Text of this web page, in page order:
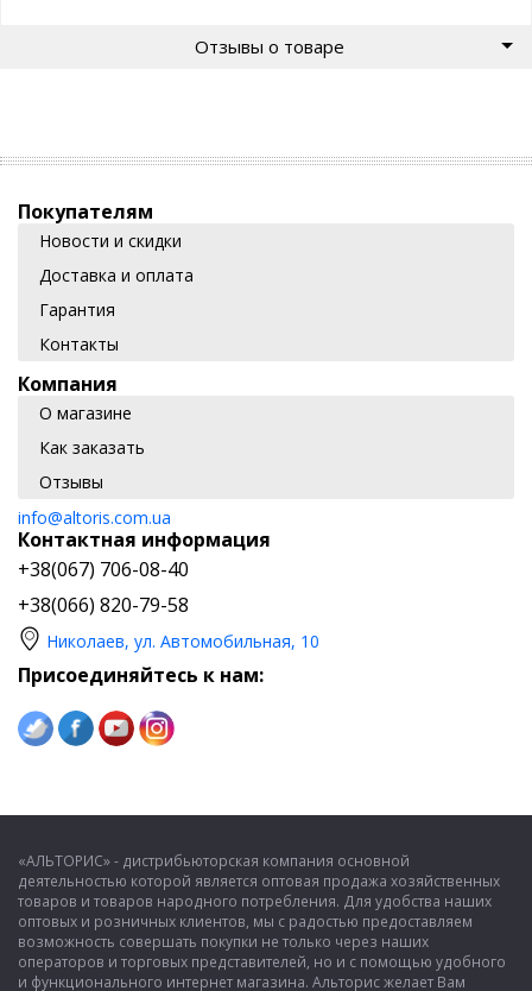
Отзывы о товаре
Покупателям
Новости и скидки
Доставка и оплата
Гарантия
Контакты
Компания
О магазине
Как заказать
Отзывы
info@altoris.com.ua
Контактная информация
+38(067) 706-08-40
+38(066) 820-79-58
Николаев, ул. Автомобильная, 10
Присоединяйтесь к нам:
«АЛЬТОРИС» - дистрибьюторская компания основной
деятельностью которой является оптовая продажа хозяйственных
товаров и товаров народного потребления. Для удобства наших
оптовых и розничных клиентов, мы с радостью предоставляем
возможность совершать покупки не только через наших
операторов и торговых представителей, но и с помощью удобного
и функционального интернет магазина. Альторис желает Вам